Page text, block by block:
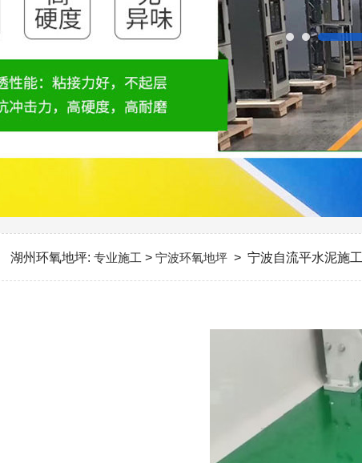
湖州环氧地坪: 专业施工 > 宁波环氧地坪 > 宁波自流平水泥施工